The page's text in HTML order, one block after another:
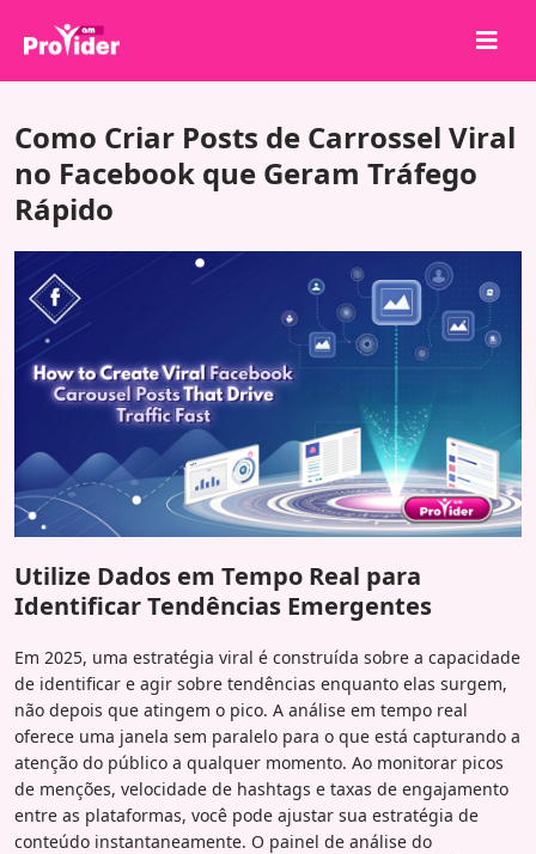
Sobre nós
Entrar
Cadastrar-se
Serviços
API
Termos
Como Criar Posts de Carrossel Viral
no Facebook que Geram Tráfego
Rápido
Utilize Dados em Tempo Real para
Identificar Tendências Emergentes
Em 2025, uma estratégia viral é construída sobre a capacidade
de identificar e agir sobre tendências enquanto elas surgem,
não depois que atingem o pico. A análise em tempo real
oferece uma janela sem paralelo para o que está capturando a
atenção do público a qualquer momento. Ao monitorar picos
de menções, velocidade de hashtags e taxas de engajamento
entre as plataformas, você pode ajustar sua estratégia de
conteúdo instantaneamente. O painel de análise do